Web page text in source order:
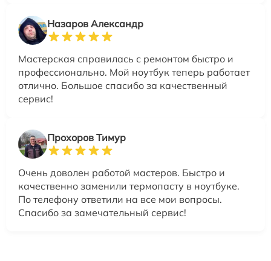
Назаров Александр
Мастерская справилась с ремонтом быстро и
профессионально. Мой ноутбук теперь работает
отлично. Большое спасибо за качественный
сервис!
Прохоров Тимур
Очень доволен работой мастеров. Быстро и
качественно заменили термопасту в ноутбуке.
По телефону ответили на все мои вопросы.
Спасибо за замечательный сервис!